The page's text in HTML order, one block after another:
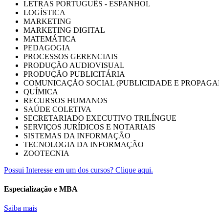
LETRAS PORTUGUÊS - ESPANHOL
LOGÍSTICA
MARKETING
MARKETING DIGITAL
MATEMÁTICA
PEDAGOGIA
PROCESSOS GERENCIAIS
PRODUÇÃO AUDIOVISUAL
PRODUÇÃO PUBLICITÁRIA
COMUNICAÇÃO SOCIAL (PUBLICIDADE E
QUÍMICA
RECURSOS HUMANOS
SAÚDE COLETIVA
SECRETARIADO EXECUTIVO TRILÍNGUE
SERVIÇOS JURÍDICOS E NOTARIAIS
SISTEMAS DA INFORMAÇÃO
TECNOLOGIA DA INFORMAÇÃO
ZOOTECNIA
Possui Interesse em um dos cursos? Clique aqui.
Especialização e MBA
Saiba mais